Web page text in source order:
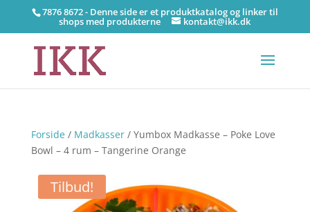
7876 8672 - Denne side er et produktkatalog og linker til
shops med produkterne kontakt@ikk.dk
Forside/ Madkasser/ Yumbox Madkasse – Poke Love
Bowl – 4 rum – Tangerine Orange
Tilbud!